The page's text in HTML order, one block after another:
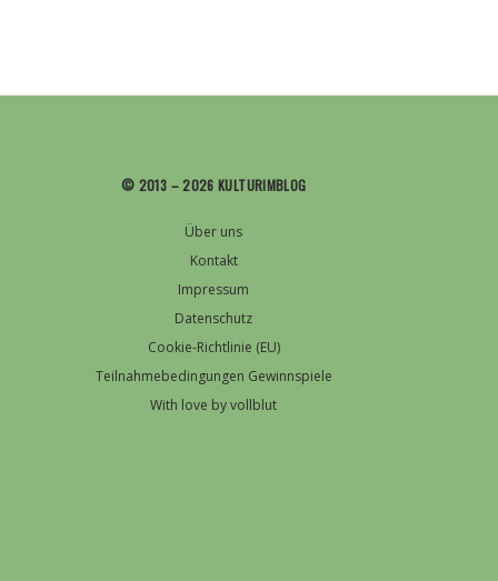
© 2013 – 2026 KULTURIMBLOG
Über uns
Kontakt
Impressum
Datenschutz
Cookie-Richtlinie (EU)
Teilnahmebedingungen Gewinnspiele
With love by vollblut